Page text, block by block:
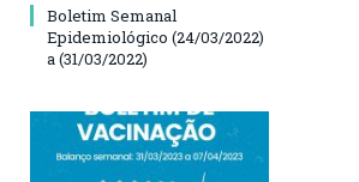
Boletim Semanal
Epidemiológico (24/03/2022)
a (31/03/2022)